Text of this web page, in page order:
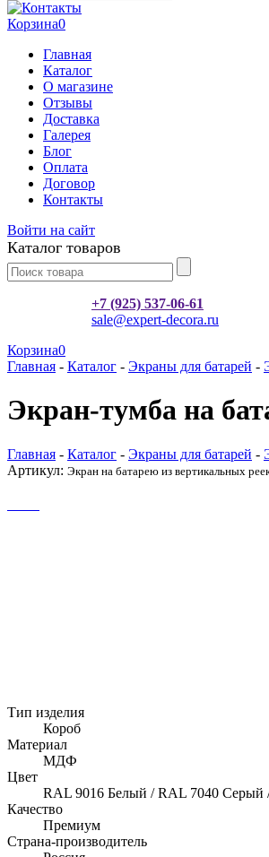
Корзина0
Главная
Каталог
О магазине
Отзывы
Доставка
Галерея
Блог
Оплата
Договор
Контакты
Войти на сайт
Каталог товаров
+7 (925) 537-06-61
sale@expert-decora.ru
Корзина0
Главная - Каталог - Экраны для батарей -
Экран-тумба на
Главная - Каталог - Экраны для батарей -
Артикул: Экран на батарею из вертикальных
Тип изделия
Короб
Материал
МДФ
Цвет
RAL 9016 Белый / RAL 7040 Серый
Качество
Премиум
Страна-производитель